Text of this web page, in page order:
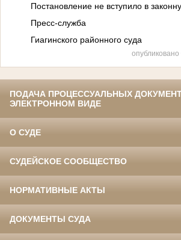
Постановление не вступило в
Пресс-служба
Гиагинского районного суда
ПОДАЧА ПРОЦЕССУАЛЬНЫХ
ЭЛЕКТРОННОМ ВИДЕ
О СУДЕ
СУДЕЙСКОЕ СООБЩЕСТВО
НОРМАТИВНЫЕ АКТЫ
ДОКУМЕНТЫ СУДА